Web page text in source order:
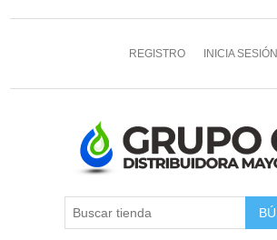
REGISTRO INICIA SESIÓN